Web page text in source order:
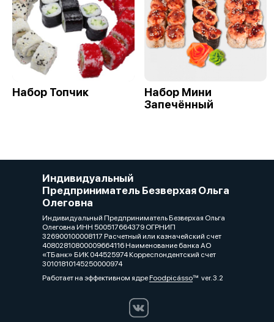
Набор Топчик
Набор Мини
Запечённый
Индивидуальный
Предприниматель Безверхая Ольга
Олеговна
Индивидуальный Предприниматель Безверхая Ольга
Олеговна ИНН 500517664379 ОГРНИП
326900100008117 Расчетный или казначейский счет
40802810800009664116 Наименование банка АО
«ТБанк» БИК 044525974 Корреспондентский счет
30101810145250000974
Работает на эффективном ядреFoodpicássover. 3.2